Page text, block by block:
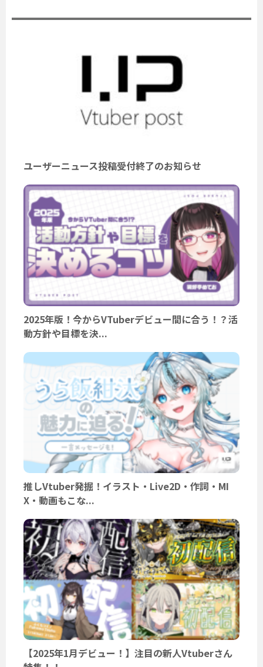
ユーザーニュース投稿受付終了のお知らせ
2025年版！今からVTuberデビュー間に合う！？活
動方針や目標を決...
推しVtuber発掘！イラスト・Live2D・作詞・MI
X・動画もこな...
【2025年1月デビュー！】注目の新人Vtuberさん